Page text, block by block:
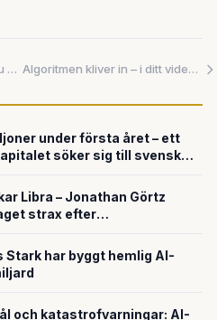
Illinois skärper AI-lagen — nu gäller det för svenska bolag att vara förberedda
Algoritmen kliver in – i ditt videoflöde och på basketplanen
under första året – ett
söker sig till svensk
Libra – Jonathan Görtz
strax efter
Stark har byggt hemlig AI-
och katastrofvarningar: AI-